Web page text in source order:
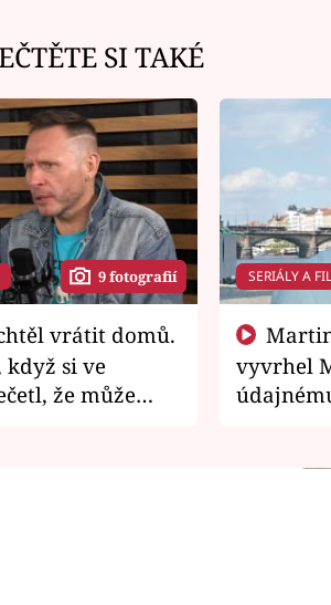
SI TAKÉ
9 fotografií
si ve
že může
SERIÁLY A
vyvrhel
je v